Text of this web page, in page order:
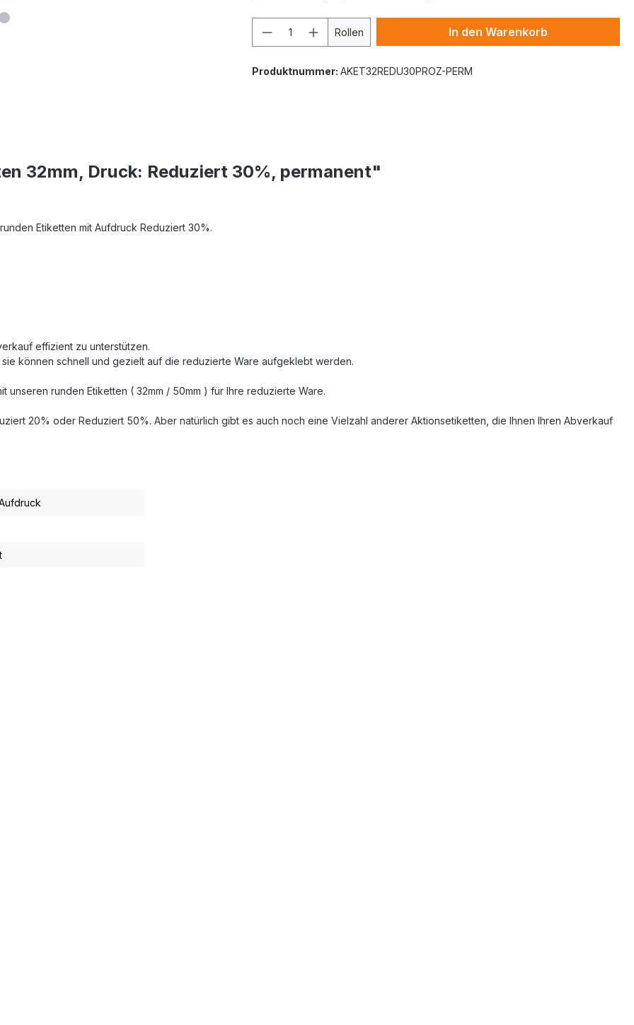
Rollen In den Warenkorb
Produktnummer: AKET32REDU30PROZ-PERM
32mm, Druck: Reduziert 30%, permanent"
Etiketten mit Aufdruck Reduziert 30%.
effizient zu unterstützen.
können schnell und gezielt auf die reduzierte Ware aufgeklebt werden.
runden Etiketten ( 32mm / 50mm ) für Ihre reduzierte Ware.
20% oder Reduziert 50%. Aber natürlich gibt es auch noch eine Vielzahl anderer Aktionsetiketten, die Ihnen Ihren Abverkauf